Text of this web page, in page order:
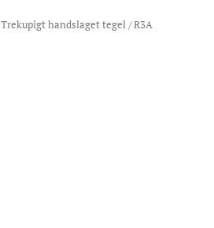
Trekupigt handslaget tegel/ R3A